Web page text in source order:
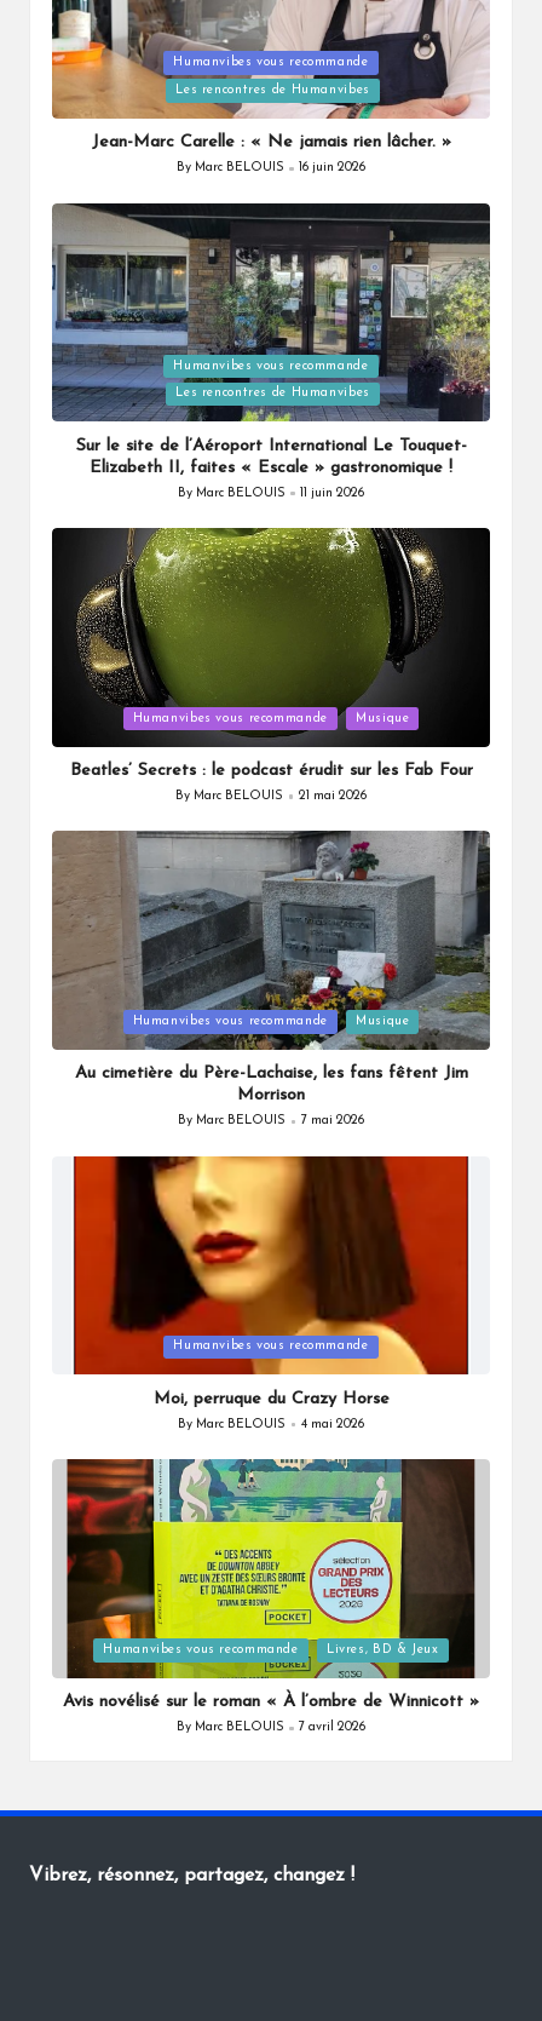
Posted
Humanvibes vous recommande
Les rencontres de Humanvibes
Jean-Marc Carelle : « Ne jamais rien lâcher. »
Posted
By Marc BELOUIS 16 juin 2026
Posted
in
Humanvibes vous recommande
Les rencontres de Humanvibes
Sur le site de l’Aéroport International Le Touquet-
Elizabeth II, faites « Escale » gastronomique !
Posted
By Marc BELOUIS 11 juin 2026
in
Humanvibes vous recommande Musique
Beatles’ Secrets : le podcast érudit sur les Fab Four
Posted
By Marc BELOUIS 21 mai 2026
in
Humanvibes vous recommande Musique
Au cimetière du Père-Lachaise, les fans fêtent Jim
Morrison
Posted
By Marc BELOUIS 7 mai 2026
in
Humanvibes vous recommande
Moi, perruque du Crazy Horse
Posted
By Marc BELOUIS 4 mai 2026
Posted
in
Humanvibes vous recommande Livres, BD & Jeux
Avis novélisé sur le roman « À l’ombre de Winnicott »
Posted
By Marc BELOUIS 7 avril 2026
Vibrez, résonnez, partagez, changez !